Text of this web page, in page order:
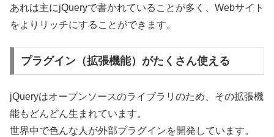
あれは主にjQueryで書かれていることが多く、Webサイト
をよりリッチにすることができます。
プラグイン（拡張機能）がたくさん使える
jQueryはオープンソースのライブラリのため、その拡張機
能もどんどん生まれています。
世界中で色んな人が外部プラグインを開発しています。